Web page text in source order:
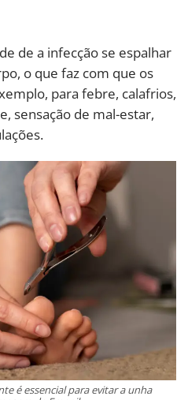
de a infecção se espalhar
o que faz com que os
para febre, calafrios,
sensação de mal-estar,
é essencial para evitar a unha